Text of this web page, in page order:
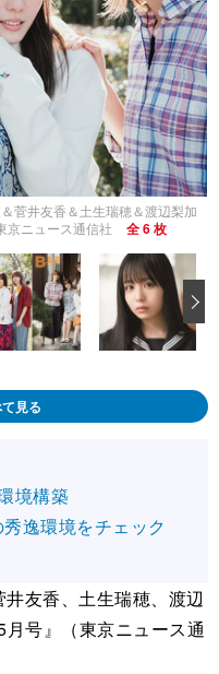
菅井友香＆土生瑞穂＆渡辺梨加
京ニュース通信社
全 6 枚
見る
境構築
逸環境をチェック
友香、土生瑞穂、渡辺
号』（東京ニュース通